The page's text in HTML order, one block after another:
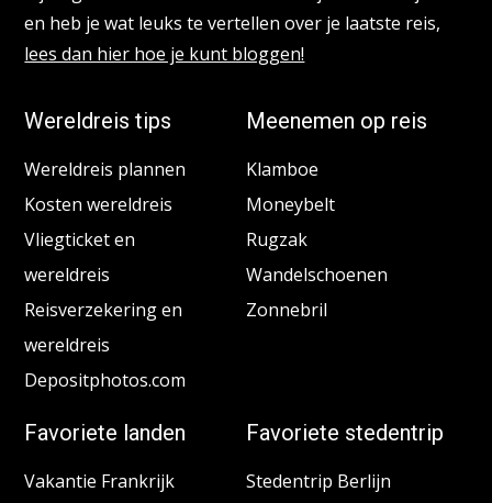
en heb je wat leuks te vertellen over je laatste reis,
lees dan hier hoe je kunt bloggen!
Wereldreis tips
Wereldreis plannen
Kosten wereldreis
Vliegticket en
wereldreis
Reisverzekering en
wereldreis
Depositphotos.com
Meenemen op reis
Klamboe
Moneybelt
Rugzak
Wandelschoenen
Zonnebril
Favoriete landen
Vakantie Frankrijk
Favoriete stedentrip
Stedentrip Berlijn